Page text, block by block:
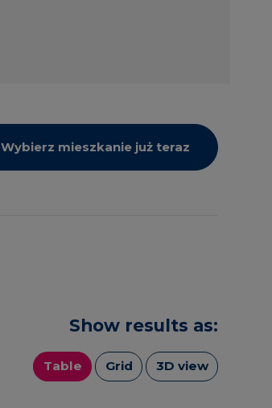
Wybierz mieszkanie już teraz
Show results as:
Table Grid 3D view